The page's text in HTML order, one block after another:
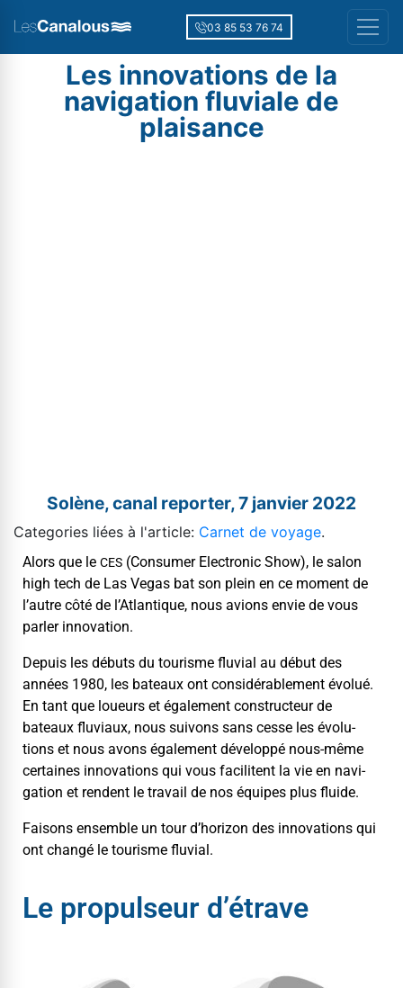
03 85 53 76 74
Les innovations de la
navigation fluviale de
plaisance
Solène, canal reporter, 7 janvier 2022
Categories liées à l'article: Carnet de voyage.
Alors que le CES (Con­sumer Elec­tron­ic Show), le salon
high tech de Las Vegas bat son plein en ce moment de
l’autre côté de l’Atlantique, nous avions envie de vous
par­ler innovation.
Depuis les débuts du tourisme flu­vial au début des
années 1980, les bateaux ont con­sid­érable­ment évolué.
En tant que loueurs et égale­ment con­struc­teur de
bateaux flu­vi­aux, nous suiv­ons sans cesse les évo­lu­
tions et nous avons égale­ment dévelop­pé nous-même
cer­taines inno­va­tions qui vous facili­tent la vie en nav­i­
ga­tion et ren­dent le tra­vail de nos équipes plus fluide.
Faisons ensem­ble un tour d’horizon des inno­va­tions qui
ont changé le tourisme fluvial.
Le propulseur d’étrave